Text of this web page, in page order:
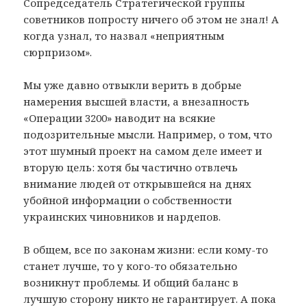
советников попросту ничего об этом не знал! А
когда узнал, то назвал «неприятным
сюрпризом».
Мы уже давно отвыкли верить в добрые
намерения высшей власти, а внезапность
«Операции 3200» наводит на всякие
подозрительные мысли. Например, о том, что
этот шумный проект на самом деле имеет и
вторую цель: хотя бы частично отвлечь
внимание людей от открывшейся на днях
убойной информации о собственности
украинских чиновников и нардепов.
В общем, все по законам жизни: если кому-то
станет лучше, то у кого-то обязательно
возникнут проблемы. И общий баланс в
лучшую сторону никто не гарантирует. А пока